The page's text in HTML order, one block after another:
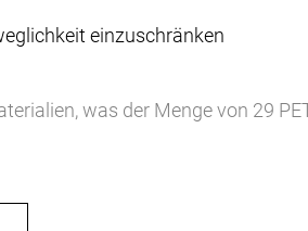
einzuschränken
was der Menge von 29
effektiv ab und halten dich